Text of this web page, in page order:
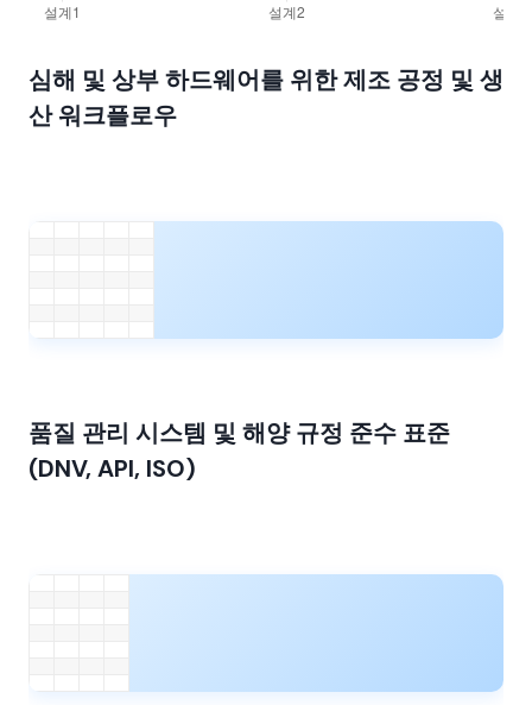
심해 및 상부 하드웨어를 위한 제조 공정 및 생
산 워크플로우
품질 관리 시스템 및 해양 규정 준수 표준
(DNV, API, ISO)